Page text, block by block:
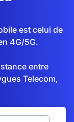
est celui de
4G/5G.
entre
Telecom,